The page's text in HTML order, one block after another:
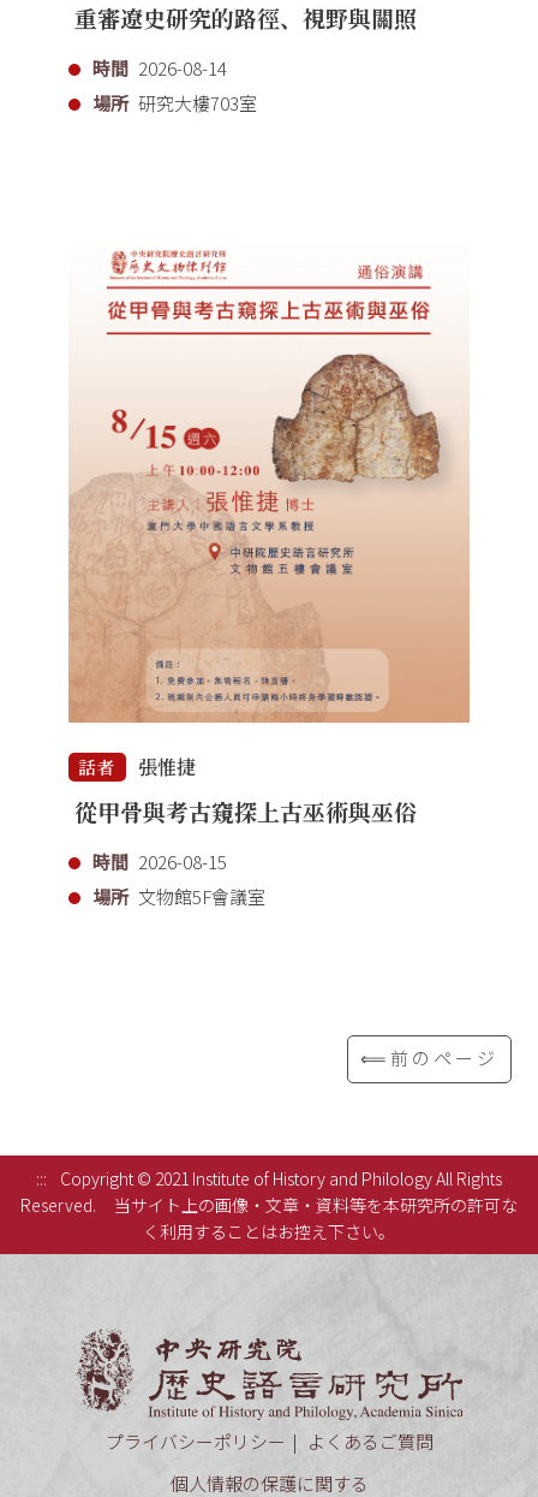
重審遼史研究的路徑、視野與關照
時間 2026-08-14
場所 研究大樓703室
話者 張惟捷
從甲骨與考古窺探上古巫術與巫俗
時間 2026-08-15
場所 文物館5F會議室
⟸前のページ
:::
Copyright © 2021 Institute of History and Philology All Rights
Reserved.
当サイト上の画像・文章・資料等を本研究所の許可な
く利用することはお控え下さい。
プライバシーポリシー
よくあるご質問
個人情報の保護に関する